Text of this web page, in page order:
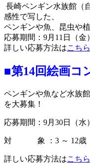
長崎ペンギン水族館（
感性で写した、
ペンギンや魚、昆虫や
応募期間： 9月11日（金
詳しい応募方法はこちら
■第14回絵画コ
ペンギンや魚など水族
を大募集！
応募期間：9月30日（水
対 象 ：3 ～ 12歳
詳しい応募方法はこちら